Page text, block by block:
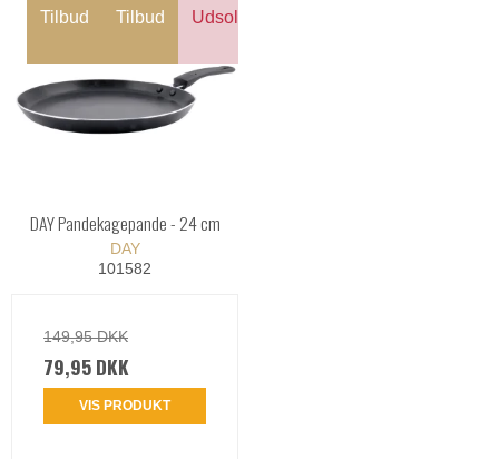
Tilbud Tilbud Udsolgt
DAY Pandekagepande - 24 cm
DAY
101582
149,95 DKK
79,95 DKK
VIS PRODUKT